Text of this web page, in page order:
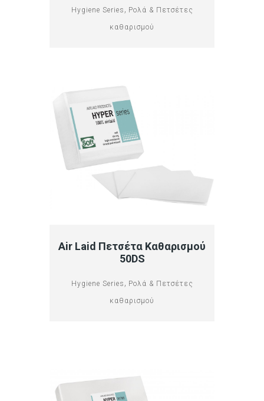
Hygiene Series , Ρολά & Πετσέτες
καθαρισμού
Air Laid Πετσέτα Καθαρισμού
50DS
Hygiene Series , Ρολά & Πετσέτες
καθαρισμού